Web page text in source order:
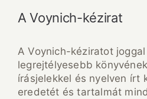
A Voynich-kézirat
A Voynich-kéziratot
legrejtélyesebb
írásjelekkel és nyelven írt
eredetét és tartalmát